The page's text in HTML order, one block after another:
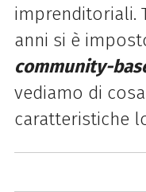
imprenditoriali.
anni si è
community-
vediamo di
caratteristiche